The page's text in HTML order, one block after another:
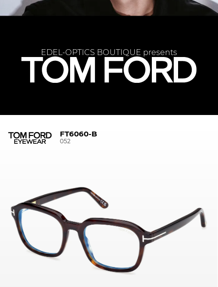
EDEL-OPTICS BOUTIQUE presents
FT6060-B
052